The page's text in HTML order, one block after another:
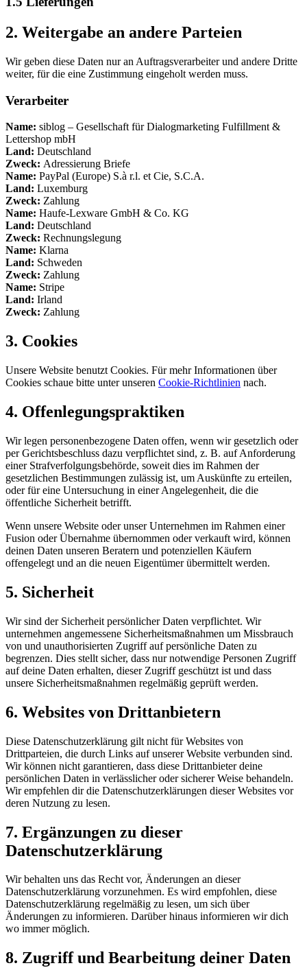
2. Weitergabe an andere Parteien
Wir geben diese Daten nur an Auftragsverarbeiter und andere Dritte
weiter, für die eine Zustimmung eingeholt werden muss.
Verarbeiter
Name: siblog – Gesellschaft für Dialogmarketing Fulfillment &
Lettershop mbH
Land: Deutschland
Zweck: Adressierung Briefe
Name: PayPal (Europe) S.à r.l. et Cie, S.C.A.
Land: Luxemburg
Zweck: Zahlung
Name: Haufe-Lexware GmbH & Co. KG
Land: Deutschland
Zweck: Rechnungslegung
Name: Klarna
Land: Schweden
Zweck: Zahlung
Name: Stripe
Land: Irland
Zweck: Zahlung
3. Cookies
Unsere Website benutzt Cookies. Für mehr Informationen über
Cookies schaue bitte unter unseren Cookie-Richtlinien nach.
4. Offenlegungspraktiken
Wir legen personenbezogene Daten offen, wenn wir gesetzlich oder
per Gerichtsbeschluss dazu verpflichtet sind, z. B. auf Anforderung
einer Strafverfolgungsbehörde, soweit dies im Rahmen der
gesetzlichen Bestimmungen zulässig ist, um Auskünfte zu erteilen,
oder für eine Untersuchung in einer Angelegenheit, die die
öffentliche Sicherheit betrifft.
Wenn unsere Website oder unser Unternehmen im Rahmen einer
Fusion oder Übernahme übernommen oder verkauft wird, können
deinen Daten unseren Beratern und potenziellen Käufern
offengelegt und an die neuen Eigentümer übermittelt werden.
5. Sicherheit
Wir sind der Sicherheit persönlicher Daten verpflichtet. Wir
unternehmen angemessene Sicherheitsmaßnahmen um Missbrauch
von und unauthorisierten Zugriff auf persönliche Daten zu
begrenzen. Dies stellt sicher, dass nur notwendige Personen Zugriff
auf deine Daten erhalten, dieser Zugriff geschützt ist und dass
unsere Sicherheitsmaßnahmen regelmäßig geprüft werden.
6. Websites von Drittanbietern
Diese Datenschutzerklärung gilt nicht für Websites von
Drittparteien, die durch Links auf unserer Website verbunden sind.
Wir können nicht garantieren, dass diese Drittanbieter deine
persönlichen Daten in verlässlicher oder sicherer Weise behandeln.
Wir empfehlen dir die Datenschutzerklärungen dieser Websites vor
deren Nutzung zu lesen.
7. Ergänzungen zu dieser
Datenschutzerklärung
Wir behalten uns das Recht vor, Änderungen an dieser
Datenschutzerklärung vorzunehmen. Es wird empfohlen, diese
Datenschutzerklärung regelmäßig zu lesen, um sich über
Änderungen zu informieren. Darüber hinaus informieren wir dich
wo immer möglich.
8. Zugriff und Bearbeitung deiner Daten